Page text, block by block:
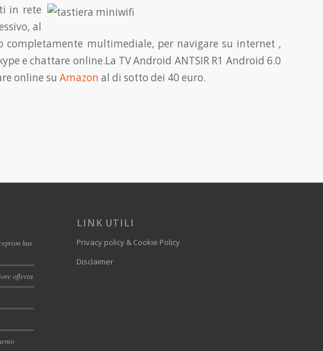
in rete
al
completamente multimediale, per navigare su internet ,
e chattare online.La TV Android ANTSIR R1 Android 6.0
online su Amazon al di sotto dei 40 euro.
has
offerta
LINK UTILI
Privacy policy & Cookie Policy
Disclaimer